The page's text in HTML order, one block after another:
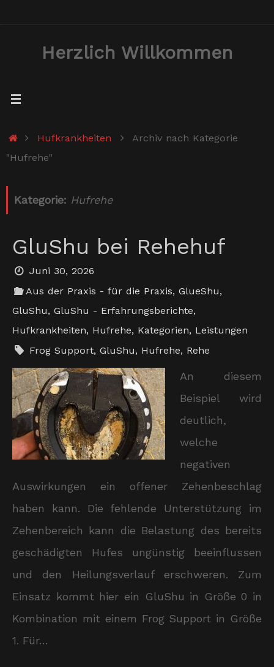
Herzlich Willkommen
StartHufkrankheiten
Archiv nach Kategorie
"Hufrehe"
Kategorie: Hufrehe
GluShu bei Rehehuf
Juni 30, 2026
Aus der Praxis - für die Praxis,GlueShu,
GluShu, GluShu - Erfahrungsberichte,
Hufkrankheiten, Hufrehe, Kategorien, Leistungen
Frog Support,GluShu, Hufrehe, Rehe
An diesem
Beispiel wird
deutlich,
welche
negativen
Auswirkungen ein offener Zehenbeschlag
haben kann. Die fehlende Unterstützung im
Zehenbereich kann die Belastung des bereits
geschädigten Hufes ungünstig beeinflussen
und den Heilungsverlauf erschweren. Zum
Einsatz kommt hier ein GluShu in Größe 0 in
Kombination mit einem Frog Support in Größe
1. Für…